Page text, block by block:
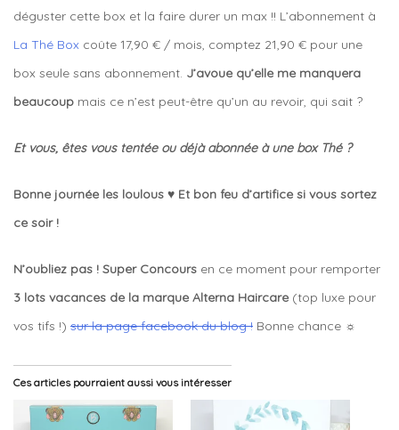
déguster cette box et la faire durer un max !! L’abonnement à
La Thé Box coûte 17,90 € / mois, comptez 21,90 € pour une
box seule sans abonnement. J’avoue qu’elle me manquera
beaucoup mais ce n’est peut-être qu’un au revoir, qui sait ?
Et vous, êtes vous tentée ou déjà abonnée à une box Thé ?
Bonne journée les loulous ♥ Et bon feu d’artifice si vous sortez
ce soir !
N’oubliez pas ! Super Concours en ce moment pour remporter
3 lots vacances de la marque Alterna Haircare (top luxe pour
vos tifs !) sur la page facebook du blog ! Bonne chance ☼
Ces articles pourraient aussi vous intéresser